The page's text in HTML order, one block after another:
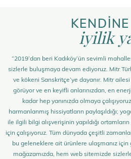
iyilik
“2019’dan beri Kadıköy’ün sevimli
sizlerle buluşmaya devam ediyoruz. Mitr
ve kökeni Sanskritçe’ye dayanır. Mitr
görüyor ve en keyifli anlarınızdan, en
kadar hep yanınızda olmaya
harmanlanmış hissiyatların paylaşıldığı;
ile ilgili bilgi alışverişinin yapıldığı
için çalışıyoruz. Tüm dünyada çeşitli
bu geleneklere ait ürünlere ulaşmanız
mağazamızda, hem web sitemizde